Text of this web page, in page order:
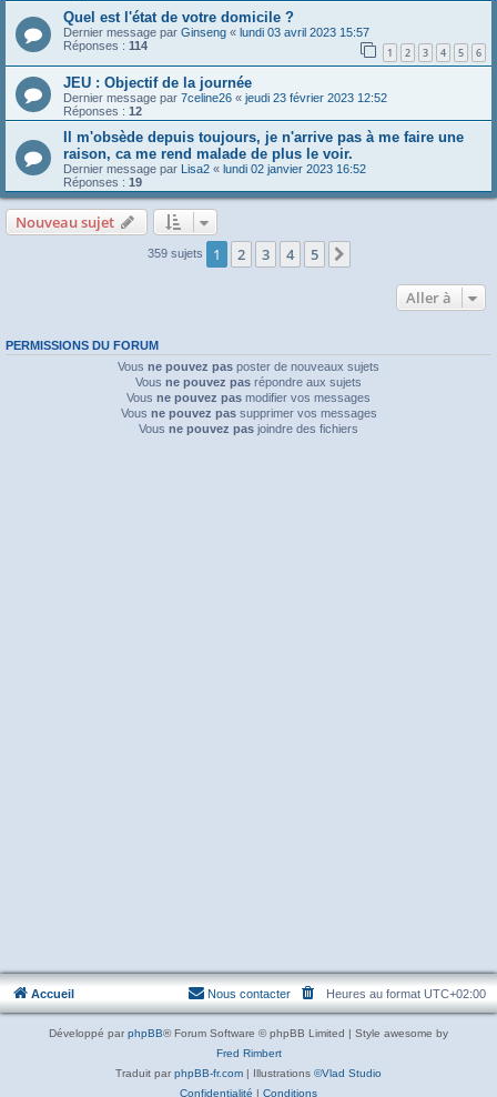
Quel est l'état de votre domicile ?
Dernier message par Ginseng « lundi 03 avril 2023 15:57
Réponses : 114 1 2 3 4 5 6
JEU : Objectif de la journée
Dernier message par 7celine26 « jeudi 23 février 2023 12:52
Réponses : 12
Il m'obsède depuis toujours, je n'arrive pas à me faire une
raison, ca me rend malade de plus le voir.
Dernier message par Lisa2 « lundi 02 janvier 2023 16:52
Réponses : 19
Nouveau sujet
359 sujets 1 2 3 4 5
Aller à
PERMISSIONS DU FORUM
Vous ne pouvez pas poster de nouveaux sujets
Vous ne pouvez pas répondre aux sujets
Vous ne pouvez pas modifier vos messages
Vous ne pouvez passupprimer vos messages
Vous ne pouvez pas joindre des fichiers
Accueil Heures au format UTC+02:00
Nous contacter
Développé par phpBB® Forum Software © phpBB Limited | Style awesome by
Fred Rimbert
Traduit par phpBB-fr.com | Illustrations ©Vlad Studio
Confidentialité | Conditions